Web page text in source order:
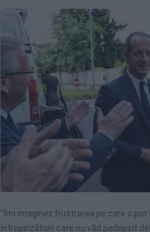
”Îmi imaginez frustrarea pe care o
întrepinzătorii care nu văd pedepsit